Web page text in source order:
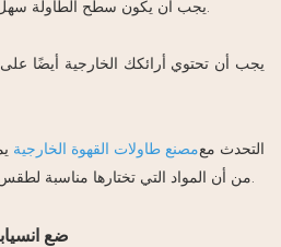
يجب أن تحتوي أرائكك الخارجية أيضًا
التحدث معمصنع طاولات القهوة الخارجية
ضع